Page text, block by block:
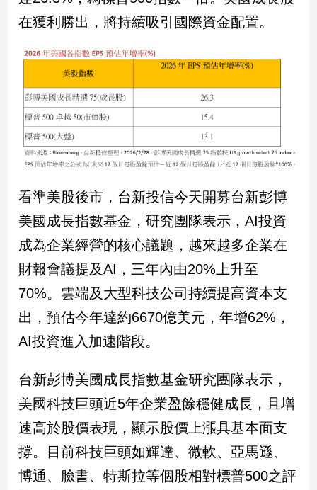
國
會
焦
點
觀
點
兩
國
社
會/
地
方
新
冠
毒
區
南
台
灣
觀
在獲利勝出，將持續吸引國際資金配置。
看準美股後市，台新投信今天開募台新彭博
美國成長指數基金，研究團隊表示，AI投資
成為企業經營的核心議題，越來越多企業在
財報會議提及AI，三年內由20%上升至
70%。雲端及大型科技公司持續提高資本支
出，預估今年達約6670億美元，年增62%，
AI投資進入加速階段。
台新彭博美國成長指數基金研究團隊表示，
美國科技巨頭近5年企業盈餘穩健成長，且增
速高於股價表現，顯示股價上漲具基本面支
撐。目前科技巨頭如輝達、微軟、亞馬遜、
博通、臉書、特斯拉等個股相對標普500之評